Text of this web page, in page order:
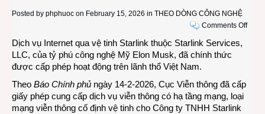
Posted by phphuoc on February 15, 2026 in THEO DÒNG CÔNG NGHỆ
Comments Offon
Dịch vụ Internet qua vệ tinh Starlink thuộc Starlink Services,
LLC, của tỷ phú công nghệ Mỹ Elon Musk, đã chính thức
được cấp phép hoạt động trên lãnh thổ Việt Nam.
Theo Báo Chính phủ ngày 14-2-2026, Cục Viễn thông đã cấp
giấy phép cung cấp dịch vụ viễn thông có hạ tầng mạng, loại
mạng viễn thông cố định vệ tinh cho Công ty TNHH Starlink